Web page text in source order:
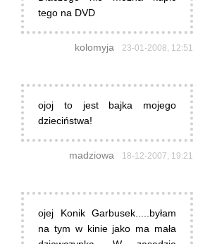
tego na DVD
kolomyja 23-01-2008, 12:51
ojoj to jest bajka mojego
dzieciństwa!
madziowa 18-12-2007, 19:21
ojej Konik Garbusek.....byłam
na tym w kinie jako ma mała